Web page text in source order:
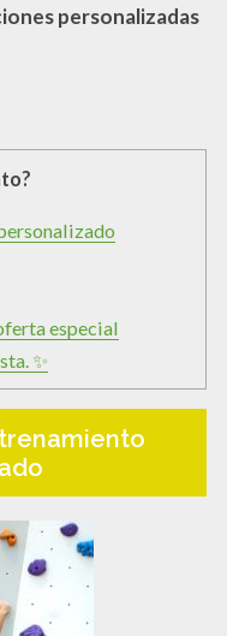
personalizadas
especial
✨